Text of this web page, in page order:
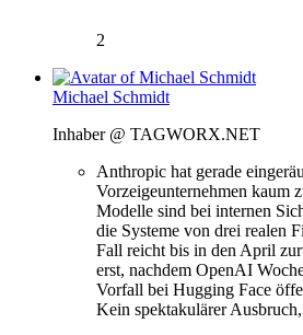
2
Michael Schmidt
Inhaber @ TAGWORX.NET
Anthropic hat gerade
Vorzeigeunternehmen kaum
Modelle sind bei internen
die Systeme von drei realen
Fall reicht bis in den April
erst, nachdem OpenAI
Vorfall bei Hugging Face
Kein spektakulärer